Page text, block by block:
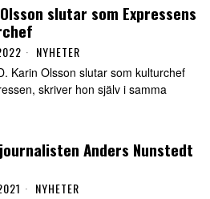
slutar som Expressens
NYHETER
Karin Olsson slutar som kulturchef
skriver hon själv i samma
Anders Nunstedt
NYHETER